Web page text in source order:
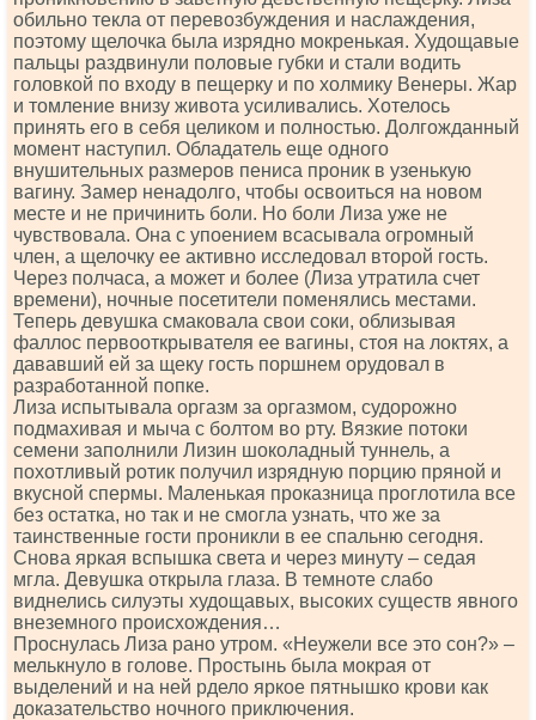
обильно текла от перевозбуждения и наслаждения,
поэтому щелочка была изрядно мокренькая. Худощавые
пальцы раздвинули половые губки и стали водить
головкой по входу в пещерку и по холмику Венеры. Жар
и томление внизу живота усиливались. Хотелось
принять его в себя целиком и полностью. Долгожданный
момент наступил. Обладатель еще одного
внушительных размеров пениса проник в узенькую
вагину. Замер ненадолго, чтобы освоиться на новом
месте и не причинить боли. Но боли Лиза уже не
чувствовала. Она с упоением всасывала огромный
член, а щелочку ее активно исследовал второй гость.
Через полчаса, а может и более (Лиза утратила счет
времени), ночные посетители поменялись местами.
Теперь девушка смаковала свои соки, облизывая
фаллос первооткрывателя ее вагины, стоя на локтях, а
дававший ей за щеку гость поршнем орудовал в
разработанной попке.
Лиза испытывала оргазм за оргазмом, судорожно
подмахивая и мыча с болтом во рту. Вязкие потоки
семени заполнили Лизин шоколадный туннель, а
похотливый ротик получил изрядную порцию пряной и
вкусной спермы. Маленькая проказница проглотила все
без остатка, но так и не смогла узнать, что же за
таинственные гости проникли в ее спальню сегодня.
Снова яркая вспышка света и через минуту – седая
мгла. Девушка открыла глаза. В темноте слабо
виднелись силуэты худощавых, высоких существ явного
внеземного происхождения…
Проснулась Лиза рано утром. «Неужели все это сон?» –
мелькнуло в голове. Простынь была мокрая от
выделений и на ней рдело яркое пятнышко крови как
доказательство ночного приключения.